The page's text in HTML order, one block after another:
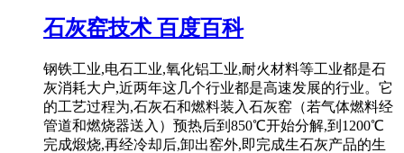
石灰窑技术 百度百科
钢铁工业,电石工业,氧化铝工业,耐火材料等工业都是石
灰消耗大户,近两年这几个行业都是高速发展的行业。它
的工艺过程为,石灰石和燃料装入石灰窑（若气体燃料经
管道和燃烧器送入）预热后到850℃开始分解,到1200℃
完成煅烧,再经冷却后,卸出窑外,即完成生石灰产品的生